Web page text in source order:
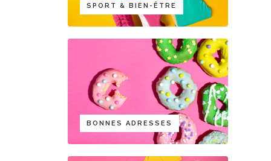
SPORT & BIEN-ÊTRE
BONNES ADRESSES